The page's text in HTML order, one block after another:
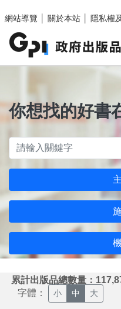
網站導覽
關於本站 隱私權
你想找的好書
累計出版品總數量：
字體： 小 中 大